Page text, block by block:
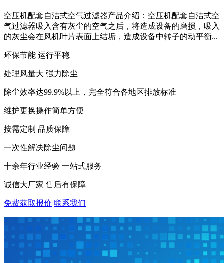
空压机配套自洁式空气过滤器产品介绍：空压机配套自洁式空
气过滤器吸入含有灰尘的空气之后，将造成设备的磨损，吸入
的灰尘会在风机叶片表面上结垢，造成设备中转子的动平衡...
环保节能 运行平稳
处理风量大 强力除尘
除尘效率达99.9%以上，完全符合各地区排放标准
维护更换操作简单方便
按需定制 品质保障
一次性解决除尘问题
十余年行业经验 一站式服务
诚信大厂家 售后有保障
免费获取报价 联系我们